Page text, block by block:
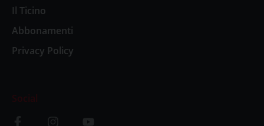
Il Ticino
Abbonamenti
Privacy Policy
Social